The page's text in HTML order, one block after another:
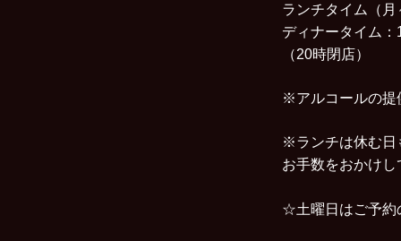
ランチタイム（
ディナータイム
（20時閉店）
※アルコールの提
※ランチは休む日
お手数をおかけ
☆土曜日はご予約